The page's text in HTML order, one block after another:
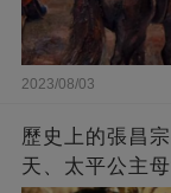
2023/08/03
歷史上的張昌
天、太平公主